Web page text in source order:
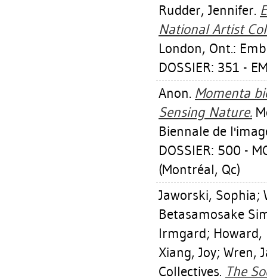
Rudder, Jennifer.
National Artist
London, Ont.:
DOSSIER: 351 -
Anon. Momenta
Sensing Nature.
Biennale de
DOSSIER: 500 -
(Montréal, Qc)
Jaworski, Sophia;
Betasamosake
Irmgard; Howard,
Xiang, Joy; Wren,
Collectives. The